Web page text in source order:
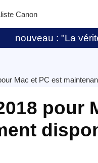
Canon
nouveau : "La
Mac et PC est
pour